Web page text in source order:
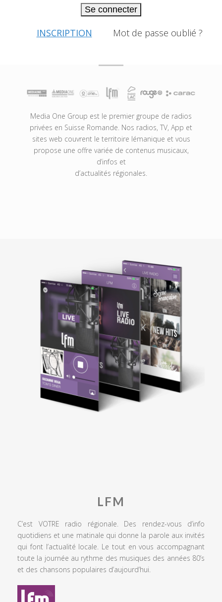
Se connecter
INSCRIPTION Mot de passe oublié ?
Media One Group est le premier groupe de radios
privées en Suisse Romande. Nos radios, TV, App et
sites web couvrent le territoire lémanique et vous
propose une offre variée de contenus musicaux,
d’infos et
d’actualités régionales.
LFM
C’est VOTRE radio régionale. Des rendez-vous d’info
quotidiens et une matinale qui donne la parole aux invités
qui font l’actualité locale. Le tout en vous accompagnant
toute la journée au rythme des musiques des années 80’s
et des chansons populaires d’aujourd’hui.